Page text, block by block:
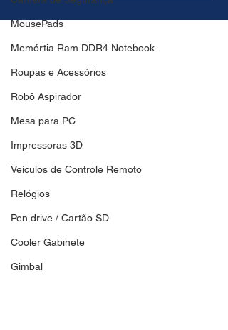
MousePads
Memórtia Ram DDR4 Notebook
Roupas e Acessórios
Robô Aspirador
Mesa para PC
Impressoras 3D
Veículos de Controle Remoto
Relógios
Pen drive / Cartão SD
Cooler Gabinete
Gimbal